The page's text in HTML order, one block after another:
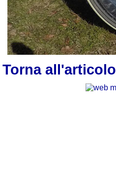
Torna all'articolo